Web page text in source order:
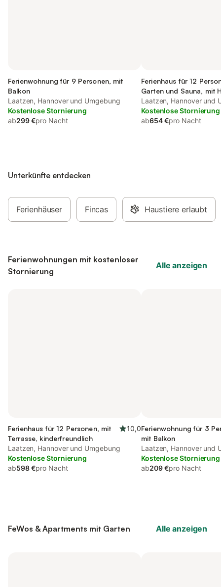
Ferienwohnung für 9 Personen, mit
Balkon
Laatzen, Hannover und Umgebung
Kostenlose Stornierung
ab299 €pro Nacht
Ferienhaus für 12
Garten und Sauna, mit
Laatzen, Hannover und
Kostenlose Stornierung
ab654 €pro Nacht
Unterkünfte entdecken
Ferienhäuser Fincas Haustiere erlaubt
Ferienwohnungen mit kostenloser
Stornierung
Alle anzeigen
Ferienhaus für 12 Personen, mit
Terrasse, kinderfreundlich
10,0
Laatzen, Hannover und Umgebung
Kostenlose Stornierung
ab598 €pro Nacht
Ferienwohnung für 3
mit Balkon
Laatzen, Hannover und
Kostenlose Stornierung
ab209 €pro Nacht
FeWos & Apartments mit Garten Alle anzeigen